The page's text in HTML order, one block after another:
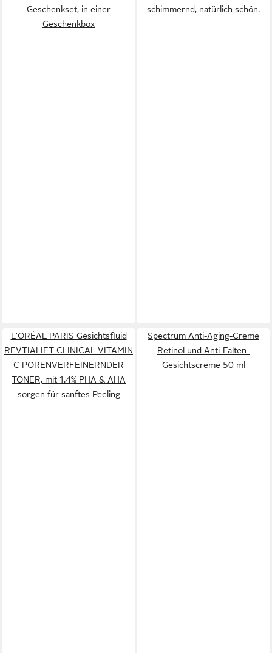
Geschenkset, in einer
Geschenkbox
schimmernd, natürlich schön.
L'ORÉAL PARIS Gesichtsfluid
REVTIALIFT CLINICAL VITAMIN
C PORENVERFEINERNDER
TONER, mit 1.4% PHA & AHA
sorgen für sanftes Peeling
Spectrum Anti-Aging-Creme
Retinol und Anti-Falten-
Gesichtscreme 50 ml